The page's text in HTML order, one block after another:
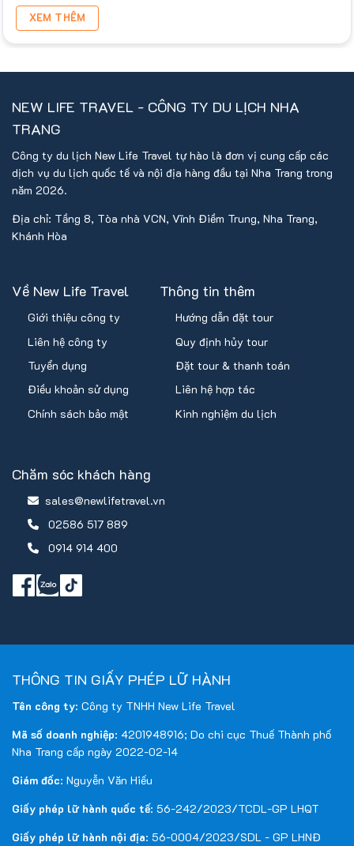
XEM THÊM
NEW LIFE TRAVEL - CÔNG TY DU LỊCH NHA
TRANG
Công ty du lịch New Life Travel tự hào là đơn vị cung cấp các
dịch vụ du lịch quốc tế và nội địa hàng đầu tại Nha Trang trong
năm 2026.
Địa chỉ: Tầng 8, Tòa nhà VCN, Vĩnh Điềm Trung, Nha Trang,
Khánh Hòa
Về New Life Travel
Giới thiệu công ty
Liên hệ công ty
Tuyển dụng
Điều khoản sử dụng
Chính sách bảo mật
Thông tin thêm
Hướng dẫn đặt tour
Quy định hủy tour
Đặt tour & thanh toán
Liên hệ hợp tác
Kinh nghiệm du lịch
Chăm sóc khách hàng
sales@newlifetravel.vn
02586 517 889
0914 914 400
THÔNG TIN GIẤY PHÉP LỮ HÀNH
Tên công ty: Công ty TNHH New Life Travel
Mã số doanh nghiệp: 4201948916; Do chi cục Thuế Thành phố
Nha Trang cấp ngày 2022-02-14
Giám đốc: Nguyễn Văn Hiếu
Giấy phép lữ hành quốc tế: 56-242/2023/TCDL-GP LHQT
Giấy phép lữ hành nội địa: 56-0004/2023/SDL - GP LHNĐ